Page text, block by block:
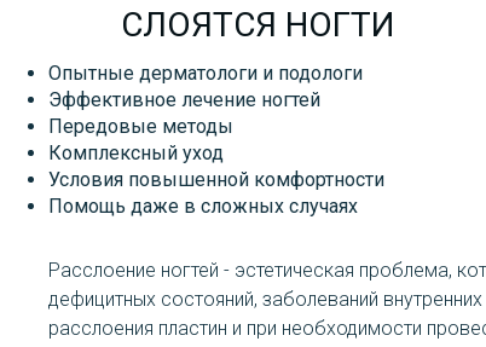
СЛОЯТСЯ НОГТИ
Опытные дерматологи и подологи
Эффективное лечение ногтей
Передовые методы
Комплексный уход
Условия повышенной комфортности
Помощь даже в сложных случаях
Расслоение ногтей - эстетическая проблема,
дефицитных состояний, заболеваний
расслоения пластин и при необходимости